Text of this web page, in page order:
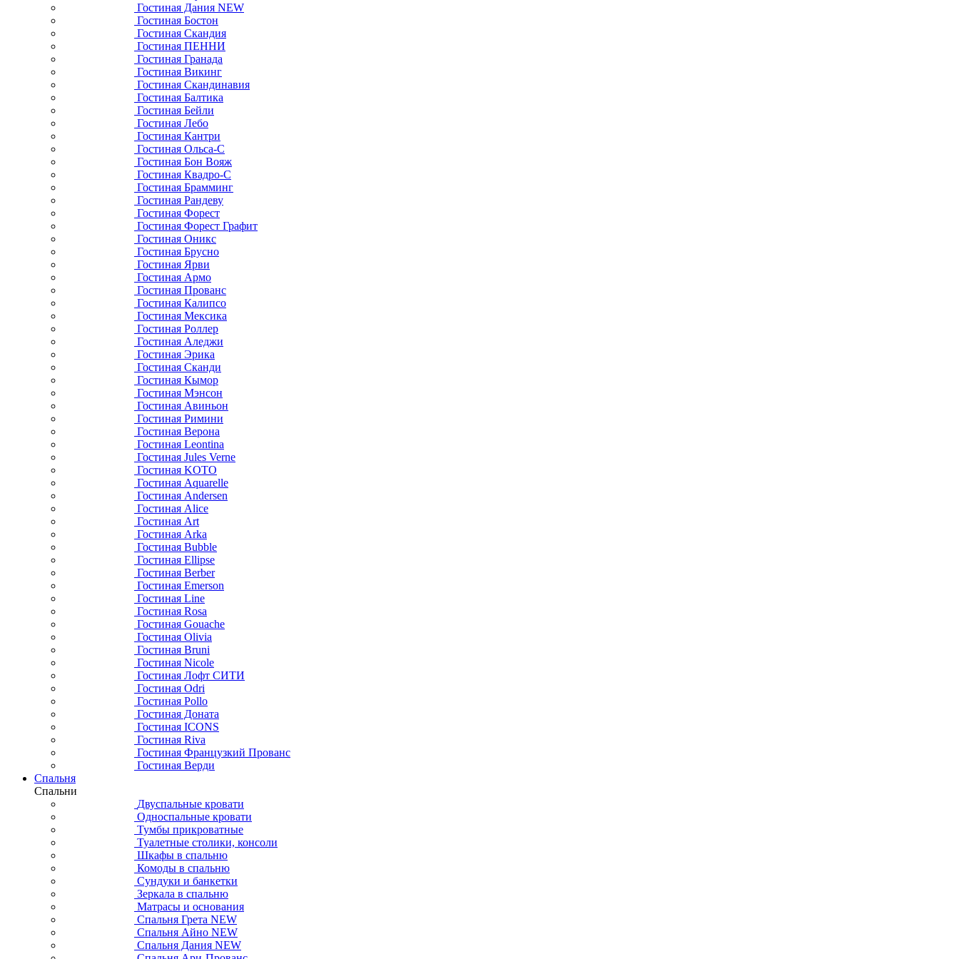
Гостиная Дания NEW
Гостиная Бостон
Гостиная Скандия
Гостиная ПЕННИ
Гостиная Гранада
Гостиная Викинг
Гостиная Скандинавия
Гостиная Балтика
Гостиная Бейли
Гостиная Лебо
Гостиная Кантри
Гостиная Ольса-С
Гостиная Бон Вояж
Гостиная Квадро-С
Гостиная Брамминг
Гостиная Рандеву
Гостиная Форест
Гостиная Форест Графит
Гостиная Оникс
Гостиная Брусно
Гостиная Ярви
Гостиная Армо
Гостиная Прованс
Гостиная Калипсо
Гостиная Мексика
Гостиная Роллер
Гостиная Аледжи
Гостиная Эрика
Гостиная Сканди
Гостиная Кымор
Гостиная Мэнсон
Гостиная Авиньон
Гостиная Римини
Гостиная Верона
Гостиная Leontina
Гостиная Jules Verne
Гостиная KOTO
Гостиная Aquarelle
Гостиная Andersen
Гостиная Alice
Гостиная Art
Гостиная Arka
Гостиная Bubble
Гостиная Ellipse
Гостиная Berber
Гостиная Emerson
Гостиная Line
Гостиная Rosa
Гостиная Gouache
Гостиная Olivia
Гостиная Bruni
Гостиная Nicole
Гостиная Лофт СИТИ
Гостиная Odri
Гостиная Pollo
Гостиная Доната
Гостиная ICONS
Гостиная Riva
Гостиная Французкий Прованс
Гостиная Верди
Спальня
Спальни
Двуспальные кровати
Односпальные кровати
Тумбы прикроватные
Туалетные столики, консоли
Шкафы в спальню
Комоды в спальню
Сундуки и банкетки
Зеркала в спальню
Матрасы и основания
Спальня Грета NEW
Спальня Айно NEW
Спальня Дания NEW